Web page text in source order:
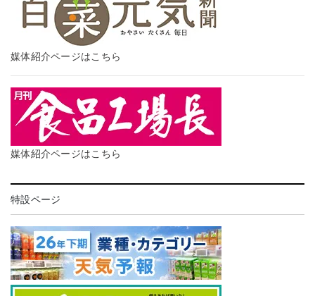
媒体紹介ページはこちら
媒体紹介ページはこちら
特設ページ